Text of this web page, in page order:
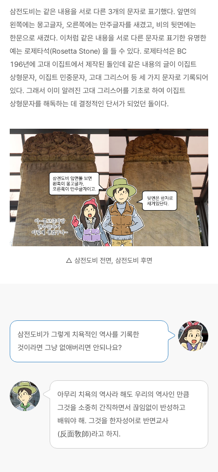
삼전도비는 같은 내용을 서로 다른 3개의 문자로 표기했다. 앞면의
왼쪽에는 몽고글자, 오른쪽에는 만주글자를 새겼고, 비의 뒷면에는
한문으로 새겼다. 이처럼 같은 내용을 서로 다른 문자로 표기한 유명한
예는 로제타석(Rosetta Stone) 을 들 수 있다. 로제타석은 BC
196년에 고대 이집트에서 제작된 돌인데 같은 내용의 글이 이집트
상형문자, 이집트 민중문자, 고대 그리스어 등 세 가지 문자로 기록되어
있다. 그래서 이미 알려진 고대 그리스어를 기초로 하여 이집트
상형문자를 해독하는 데 결정적인 단서가 되었던 돌이다.
△ 삼전도비 전면, 삼전도비 후면
삼전도비가 그렇게 치욕적인 역사를 기록한
것이라면 그냥 없애버리면 안되나요?
아무리 치욕의 역사라 해도 우리의 역사인 만큼
그것을 소중히 간직하면서 끊임없이 반성하고
배워야 해. 그것을 한자성어로 반면교사
(反面敎師)라고 하지.